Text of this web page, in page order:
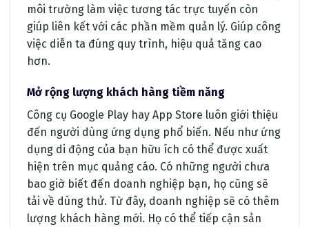
môi trường làm việc tương tác trực tuyến còn
giúp liên kết với các phần mềm quản lý. Giúp công
việc diễn ta đúng quy trình, hiệu quả tăng cao
hơn.
Mở rộng lượng khách hàng tiềm năng
Công cụ Google Play hay App Store luôn giới thiệu
đến người dùng ứng dụng phổ biến. Nếu như ứng
dụng di động của bạn hữu ích có thể được xuất
hiện trên mục quảng cáo. Có những người chưa
bao giờ biết đến doanh nghiệp bạn, họ cũng sẽ
tải về dùng thử. Từ đây, doanh nghiệp sẽ có thêm
lượng khách hàng mới. Họ có thể tiếp cận sản